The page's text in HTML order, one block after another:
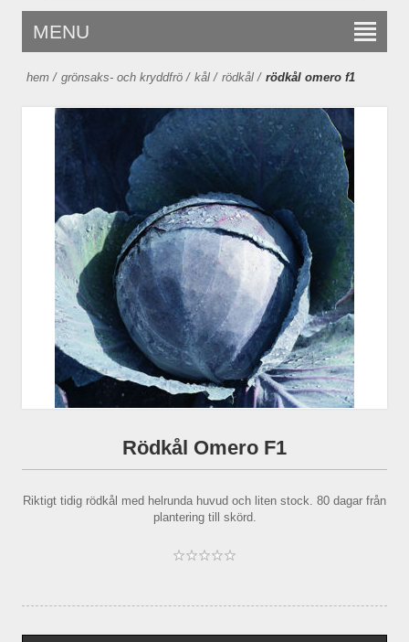
MENU
hem / grönsaks- och kryddfrö / kål / rödkål / rödkål omero f1
Rödkål Omero F1
Riktigt tidig rödkål med helrunda huvud och liten stock. 80 dagar från
plantering till skörd.